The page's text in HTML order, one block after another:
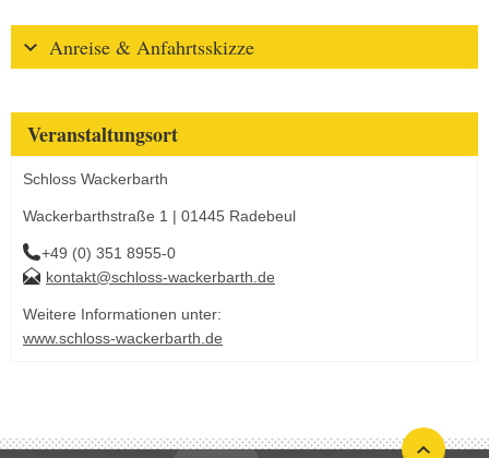
Anreise & Anfahrtsskizze
Veranstaltungsort
Schloss Wackerbarth
Wackerbarthstraße 1 | 01445 Radebeul
+49 (0) 351 8955-0
kontakt@schloss-wackerbarth.de
Weitere Informationen unter:
www.schloss-wackerbarth.de